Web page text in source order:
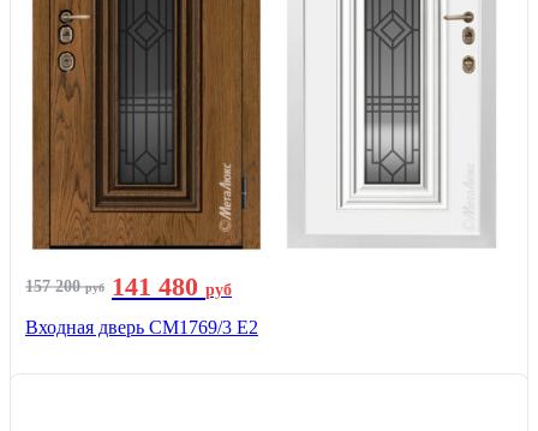
157 200руб 141 480 руб
Входная дверь СМ1769/3 Е2